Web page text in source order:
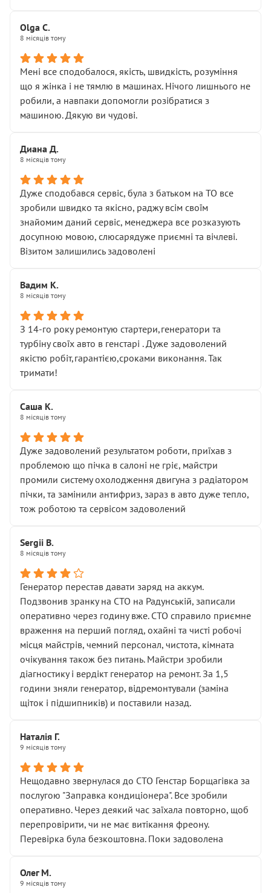
Стосовно комунікації - все добре
Olga С.
8 місяців тому
Мені все сподобалося, якість, швидкість, розуміння
що я жінка і не тямлю в машинах. Нічого лишнього не
робили, а навпаки допомогли розібратися з
машиною. Дякую ви чудові.
Диана Д.
8 місяців тому
Дуже сподобався сервіс, була з батьком на ТО все
зробили швидко та якісно, раджу всім своїм
знайомим даний сервіс, менеджера все розказують
досупною мовою, слюсарядуже приємні та вічлеві.
Візитом залишились задоволені
Вадим К.
8 місяців тому
З 14-го року ремонтую стартери,генератори та
турбіну своїх авто в генстарі . Дуже задоволений
якістю робіт,гарантією,сроками виконання. Так
тримати!
Саша К.
8 місяців тому
Дуже задоволений результатом роботи, приїхав з
проблемою що пічка в салоні не гріє, майстри
промили систему охолодження двигуна з радіатором
пічки, та замінили антифриз, зараз в авто дуже тепло,
тож роботою та сервісом задоволений
Sergii B.
8 місяців тому
Генератор перестав давати заряд на аккум.
Подзвонив зранку на СТО на Радунській, записали
оперативно через годину вже. СТО справило приємне
враження на перший погляд, охайні та чисті робочі
місця майстрів, чемний персонал, чистота, кімната
очікування також без питань. Майстри зробили
діагностику і вердікт генератор на ремонт. За 1,5
години зняли генератор, відремонтували (заміна
щіток і підшипників) и поставили назад.
Наталія Г.
9 місяців тому
Нещодавно звернулася до СТО Генстар Борщагівка за
послугою "Заправка кондиціонера". Все зробили
оперативно. Через деякий час заїхала повторно, щоб
перепровірити, чи не має витікання фреону.
Перевірка була безкоштовна. Поки задоволена
Олег М.
9 місяців тому